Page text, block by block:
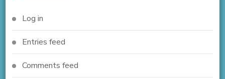
Log in
Entries feed
Comments feed